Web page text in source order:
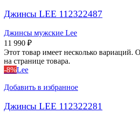
Джинсы LEE 112322487
Джинсы мужские Lee
11 990 ₽
Этот товар имеет несколько
на странице товара.
-8%Lee
Добавить в избранное
Джинсы LEE 112322281